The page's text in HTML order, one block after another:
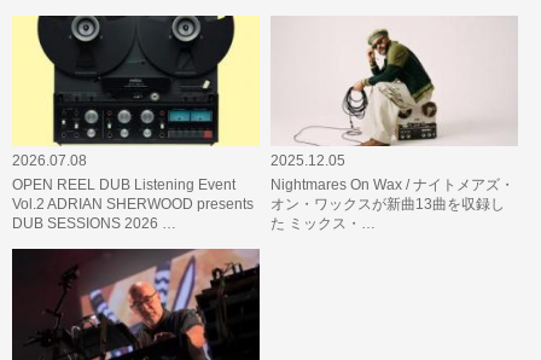
2026.07.08
OPEN REEL DUB Listening Event
Vol.2 ADRIAN SHERWOOD presents
DUB SESSIONS 2026 …
2025.12.05
Nightmares On Wax / ナイトメアズ・
オン・ワックスが新曲13曲を収録し
た ミックス・…